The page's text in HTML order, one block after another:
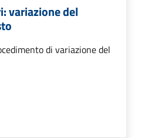
variazione del
di variazione del